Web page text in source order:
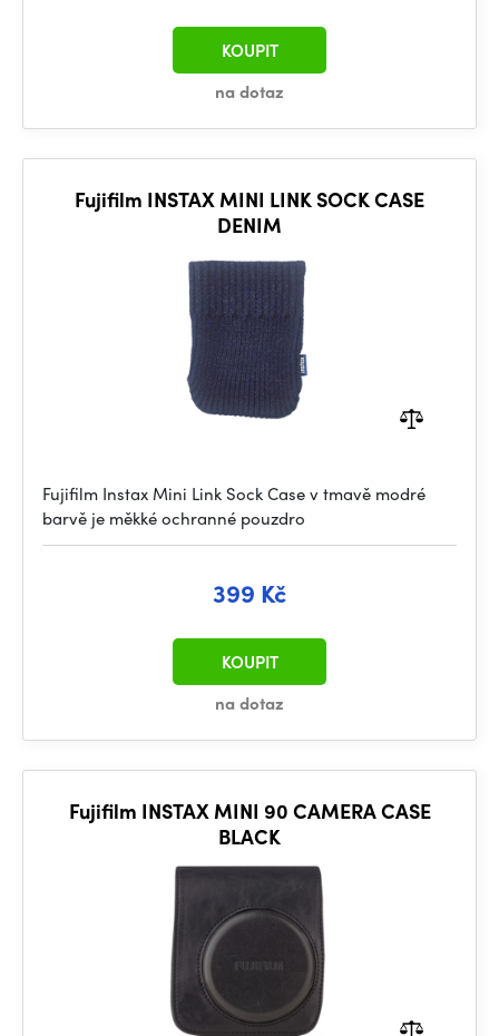
na dotaz
KOUPIT
Fujifilm INSTAX MINI LINK SOCK CASE
DENIM
Fujifilm Instax Mini Link Sock Case v tmavě modré
barvě je měkké ochranné pouzdro
399 Kč
na dotaz
KOUPIT
Fujifilm INSTAX MINI 90 CAMERA CASE
BLACK